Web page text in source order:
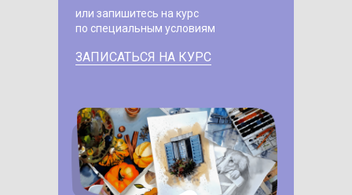
или запишитесь на курс
по специальным условиям
ЗАПИСАТЬСЯ НА КУРС